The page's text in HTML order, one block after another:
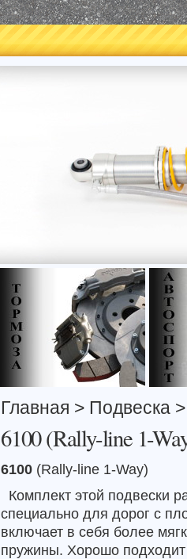
Главная > Подвеска
6100 (Rally-line 1-
6100 (Rally-line 1-Way)
Комплект этой подвески
специально для дорог с
включает в себя более
пружины. Хорошо